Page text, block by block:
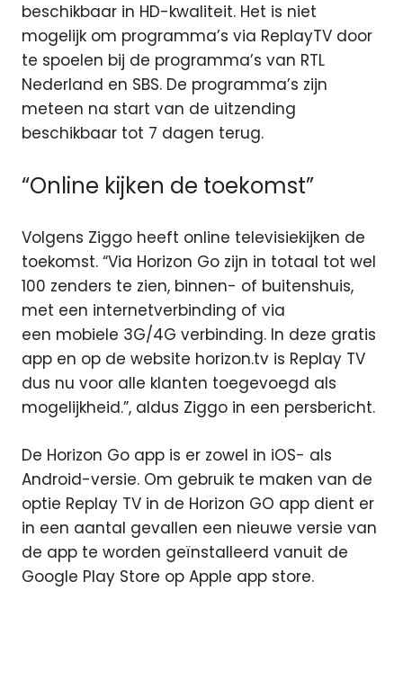
beschikbaar in HD-kwaliteit. Het is niet
mogelijk om programma’s via ReplayTV door
te spoelen bij de programma’s van RTL
Nederland en SBS. De programma’s zijn
meteen na start van de uitzending
beschikbaar tot 7 dagen terug.
“Online kijken de toekomst”
Volgens Ziggo heeft online televisiekijken de
toekomst. “Via Horizon Go zijn in totaal tot wel
100 zenders te zien, binnen- of buitenshuis,
met een internetverbinding of via
een mobiele 3G/4G verbinding. In deze gratis
app en op de website horizon.tv is Replay TV
dus nu voor alle klanten toegevoegd als
mogelijkheid.”, aldus Ziggo in een persbericht.
De Horizon Go app is er zowel in iOS- als
Android-versie. Om gebruik te maken van de
optie Replay TV in de Horizon GO app dient er
in een aantal gevallen een nieuwe versie van
de app te worden geïnstalleerd vanuit de
Google Play Store op Apple app store.